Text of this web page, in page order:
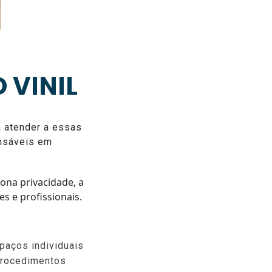
VINIL
a essas
em
privacidade, a
e profissionais.
individuais